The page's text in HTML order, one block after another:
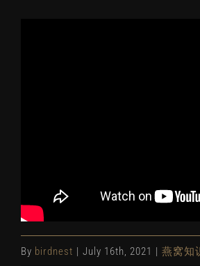
By birdnest | July 16th, 2021 | 燕窝知